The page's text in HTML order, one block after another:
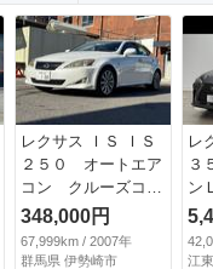
レクサス ＩＳ ＩＳ
２５０ オートエア
コン クルーズコン
トロール ＥＴＣ
運転席エアバッグ
イモビライザー バ
348,000円
67,999km / 2007年
群馬県 伊勢崎市
レ
３
ン
ラ
バ
ト
江